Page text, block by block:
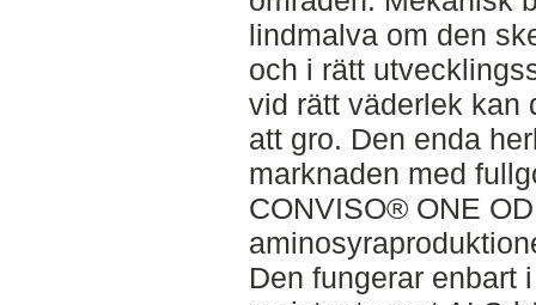
lindmalva om den
och i rätt
vid rätt väderlek kan
att gro. Den enda
marknaden med
CONVISO® ONE
Den fungerar enbart